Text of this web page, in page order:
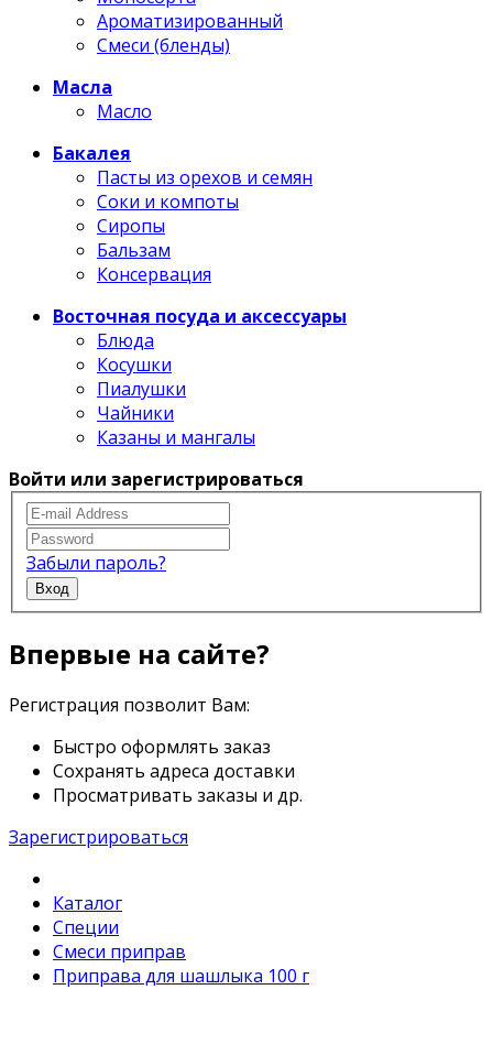
Ароматизированный
Смеси (бленды)
Масла
Масло
Бакалея
Пасты из орехов и семян
Соки и компоты
Сиропы
Бальзам
Консервация
Восточная посуда и аксессуары
Блюда
Косушки
Пиалушки
Чайники
Казаны и мангалы
Войти или зарегистрироваться
Забыли пароль?
Вход
Впервые на сайте?
Регистрация позволит Вам:
Быстро оформлять заказ
Сохранять адреса доставки
Просматривать заказы и др.
Зарегистрироваться
Каталог
Специи
Смеси приправ
Приправа для шашлыка 100 г